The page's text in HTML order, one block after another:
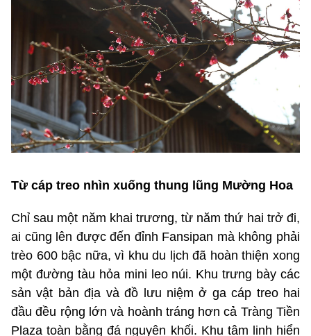
Từ cáp treo nhìn xuống thung lũng Mường Hoa
Chỉ sau một năm khai trương, từ năm thứ hai trở đi,
ai cũng lên được đến đỉnh Fansipan mà không phải
trèo 600 bậc nữa, vì khu du lịch đã hoàn thiện xong
một đường tàu hỏa mini leo núi. Khu trưng bày các
sản vật bản địa và đồ lưu niệm ở ga cáp treo hai
đầu đều rộng lớn và hoành tráng hơn cả Tràng Tiền
Plaza toàn bằng đá nguyên khối. Khu tâm linh hiển